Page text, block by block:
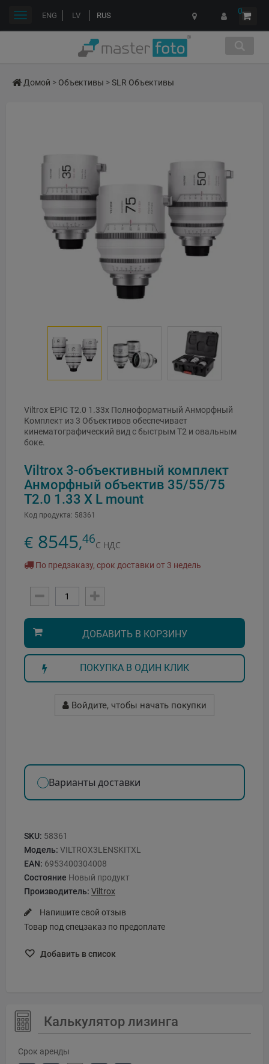
ENG LV RUS 0
Переключить
Домой > Объективы >SLR Объективы
Viltrox EPIC T2.0 1.33x Полноформатный Анморфный
Комплект из 3 Объективов обеспечивает
кинематографический вид с быстрым T2 и овальным
боке.
Viltrox 3-объективный комплект
Анморфный объектив 35/55/75
T2.0 1.33 X L mount
Код продукта: 58361
€ 8545,46С НДС
По предзаказу, срок доставки от 3 недель
ДОБАВИТЬ В КОРЗИНУ
ПОКУПКА В ОДИН КЛИК
Войдите, чтобы начать покупки
Варианты доставки
SKU: 58361
Модель: VILTROX3LENSKITXL
EAN: 6953400304008
Состояние Новый продукт
Производитель: Viltrox
Напишите свой отзыв
Товар под спецзаказ по предоплате
Добавить в список
Калькулятор лизинга
Срок аренды